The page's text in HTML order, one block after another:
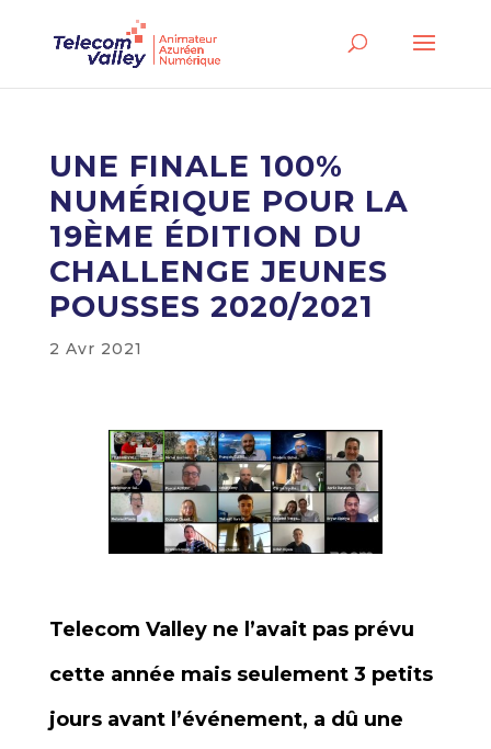
UNE FINALE 100%
NUMÉRIQUE POUR LA
19ÈME ÉDITION DU
CHALLENGE JEUNES
POUSSES 2020/2021
2 Avr 2021
Telecom Valley ne l’avait pas prévu
cette année mais seulement 3 petits
jours avant l’événement, a dû une